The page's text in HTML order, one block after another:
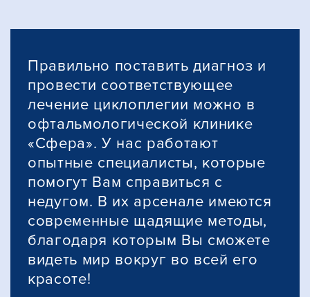
Правильно поставить диагноз и
провести соответствующее
лечение циклоплегии можно в
офтальмологической клинике
«Сфера». У нас работают
опытные специалисты, которые
помогут Вам справиться с
недугом. В их арсенале имеются
современные щадящие методы,
благодаря которым Вы сможете
видеть мир вокруг во всей его
красоте!